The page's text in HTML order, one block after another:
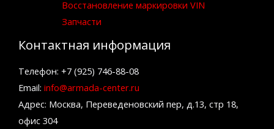
Восстановление маркировки VIN
Запчасти
Контактная информация
Телефон: +7 (925) 746-88-08
Email: info@armada-center.ru
Адрес: Москва, Переведеновский пер, д.13, стр 18,
офис 304